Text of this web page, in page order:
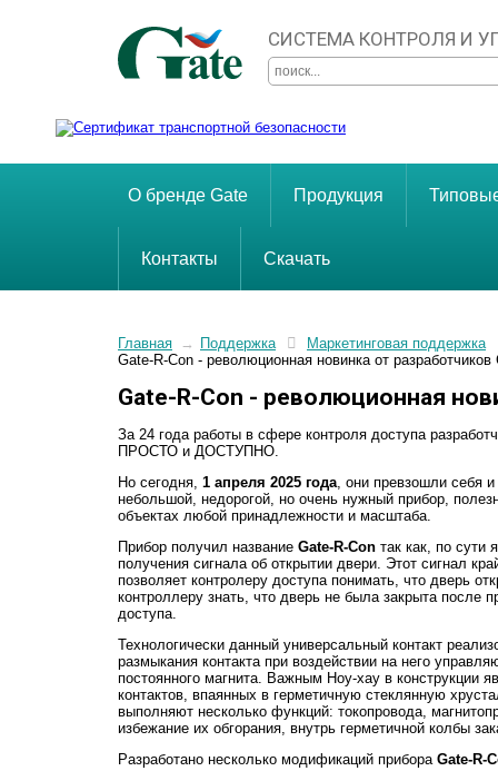
СИСТЕМА КОНТРОЛЯ И
О бренде Gate Продукция
Контакты Скачать
Главная → Поддержка
Маркетинговая поддержка
Gate-R-Con - революционная новинка от
Gate-R-Con - революционная
За 24 года работы в сфере контроля доступа
ПРОСТО и ДОСТУПНО.
Но сегодня, 1 апреля 2025 года, они превзошли себя
небольшой, недорогой, но очень нужный прибор,
объектах любой принадлежности и масштаба.
Прибор получил название Gate-R-Con так как, по сути
получения сигнала об открытии двери. Этот сигнал
позволяет контролеру доступа понимать, что дверь
контроллеру знать, что дверь не была закрыта после
доступа.
Технологически данный универсальный контакт
размыкания контакта при воздействии на него
постоянного магнита. Важным Ноу-хау в конструкции
контактов, впаянных в герметичную стеклянную
выполняют несколько функций: токопровода,
избежание их обгорания, внутрь герметичной колбы
Разработано несколько модификаций прибора Gate-R-